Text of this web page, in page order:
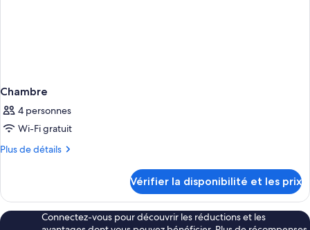
Chambre
4 personnes
Wi-Fi gratuit
Plus de détails
Plus
le
type
de
Vérifier la disponibilité et les prix
Connectez-vous pour découvrir les réductions et les